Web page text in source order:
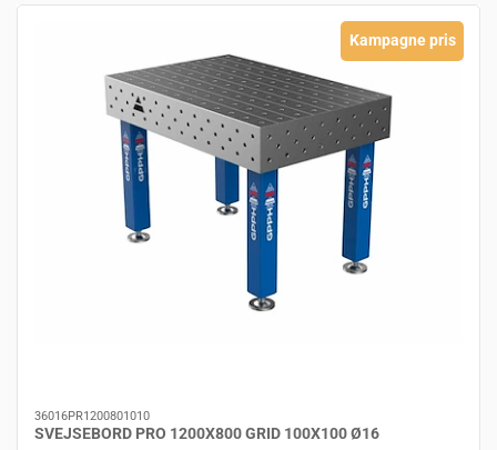
Kampagne pris
36016PR1200801010
SVEJSEBORD PRO 1200X800 GRID 100X100 Ø16